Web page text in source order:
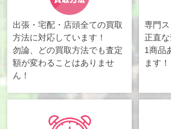
出張・宅配・店頭全ての買取
方法に対応しています！
勿論、どの買取方法でも査定
額が変わることはありませ
ん！
専門
正直な
1商品
ます！